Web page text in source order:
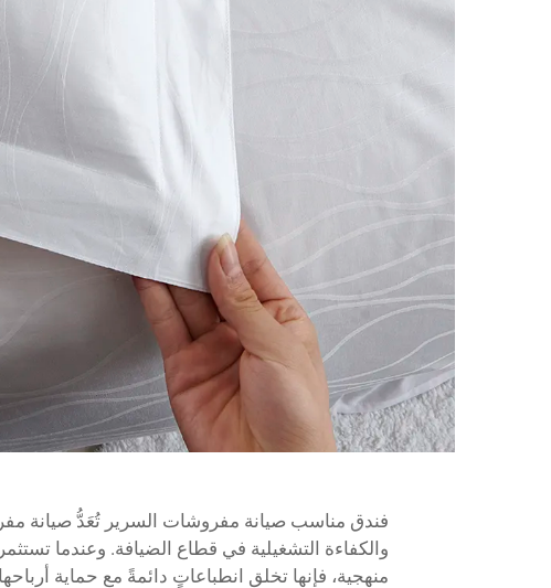
فندق مناسب صيانة مفروشات السرير تُعَدُّ صيانة
والكفاءة التشغيلية في قطاع الضيافة. وعندما
منهجية، فإنها تخلق انطباعاتٍ دائمةً مع حماية